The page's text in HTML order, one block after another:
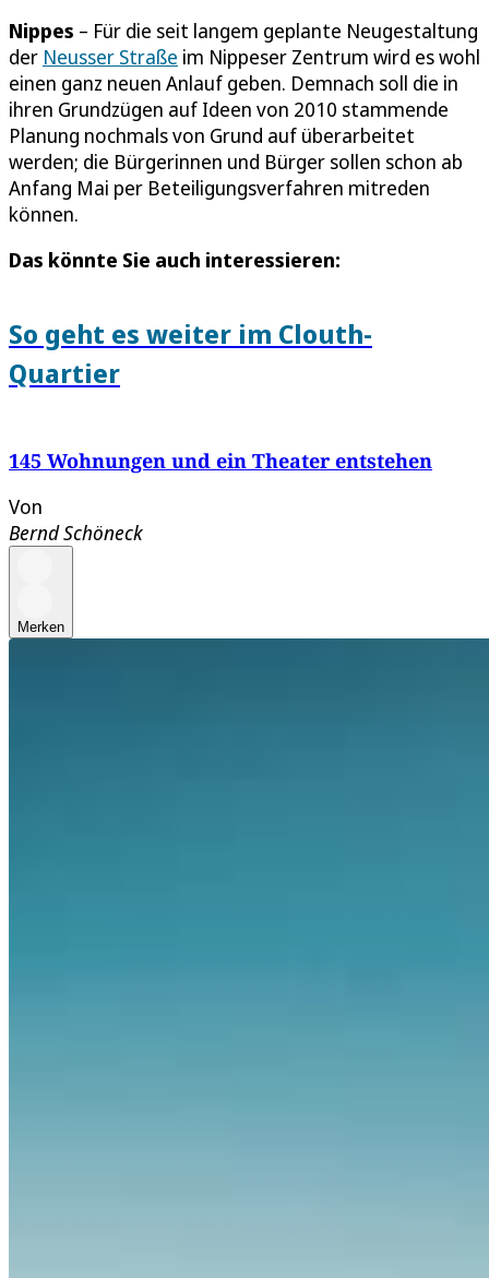
Nippes – Für die seit langem geplante Neugestaltung
der Neusser Straße im Nippeser Zentrum wird es wohl
einen ganz neuen Anlauf geben. Demnach soll die in
ihren Grundzügen auf Ideen von 2010 stammende
Planung nochmals von Grund auf überarbeitet
werden; die Bürgerinnen und Bürger sollen schon ab
Anfang Mai per Beteiligungsverfahren mitreden
können.
Das könnte Sie auch interessieren:
So geht es weiter im Clouth-
Quartier
145 Wohnungen und ein Theater entstehen
Von
Bernd Schöneck
Merken